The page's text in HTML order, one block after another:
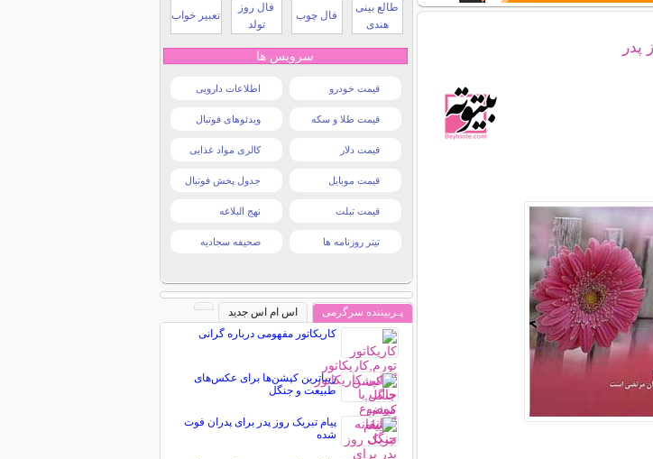
طالع بینی
هندی
فال چوب
فال روز
تولد
تعبیر خواب
سرویس ها
قیمت خودرو اطلاعات دارویی
قیمت طلا و سکه ویدئوهای فوتبال
قیمت دلار کالری مواد غذایی
قیمت موبایل جدول پخش فوتبال
قیمت تبلت نهج البلاغه
تیتر روزنامه ها صحیفه سجادیه
پـربیننده سرگرمی
اس ام اس جدید
کاریکاتور مفهومی درباره گرانی
زیباترین کپشن‌ها برای عکس‌های
طبیعت و جنگل
پیام تبریک روز پدر برای پدران فوت
شده